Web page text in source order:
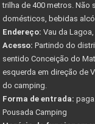
trilha de 400 metros. Não
domésticos, bebidas
Endereço: Vau da Lagoa,
Acesso: Partindo do
sentido Conceição do
esquerda em direção de
do camping.
Forma de entrada:
Pousada Camping